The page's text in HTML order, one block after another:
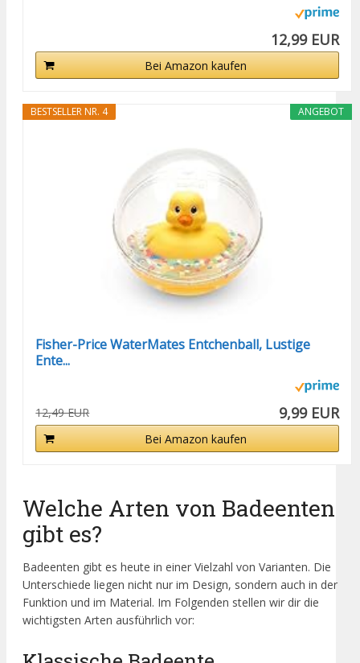
12,99 EUR
Bei Amazon kaufen
ANGEBOT
BESTSELLER NR. 4
Fisher-Price WaterMates Entchenball, Lustige
Ente...
12,49 EUR 9,99 EUR
Bei Amazon kaufen
Welche Arten von Badeenten
gibt es?
Badeenten gibt es heute in einer Vielzahl von Varianten. Die
Unterschiede liegen nicht nur im Design, sondern auch in der
Funktion und im Material. Im Folgenden stellen wir dir die
wichtigsten Arten ausführlich vor: